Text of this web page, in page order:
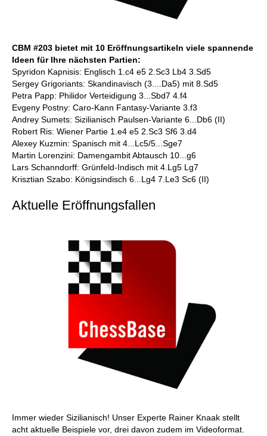
CBM #203 bietet mit 10 Eröffnungsartikeln viele spannende
Ideen für Ihre nächsten Partien:
Spyridon Kapnisis: Englisch 1.c4 e5 2.Sc3 Lb4 3.Sd5
Sergey Grigoriants: Skandinavisch (3....Da5) mit 8.Sd5
Petra Papp: Philidor Verteidigung 3...Sbd7 4.f4
Evgeny Postny: Caro-Kann Fantasy-Variante 3.f3
Andrey Sumets: Sizilianisch Paulsen-Variante 6...Db6 (II)
Robert Ris: Wiener Partie 1.e4 e5 2.Sc3 Sf6 3.d4
Alexey Kuzmin: Spanisch mit 4...Lc5/5...Sge7
Martin Lorenzini: Damengambit Abtausch 10...g6
Lars Schanndorff: Grünfeld-Indisch mit 4.Lg5 Lg7
Krisztian Szabo: Königsindisch 6...Lg4 7.Le3 Sc6 (II)
Aktuelle Eröffnungsfallen
Immer wieder Sizilianisch! Unser Experte Rainer Knaak stellt
acht aktuelle Beispiele vor, drei davon zudem im Videoformat.